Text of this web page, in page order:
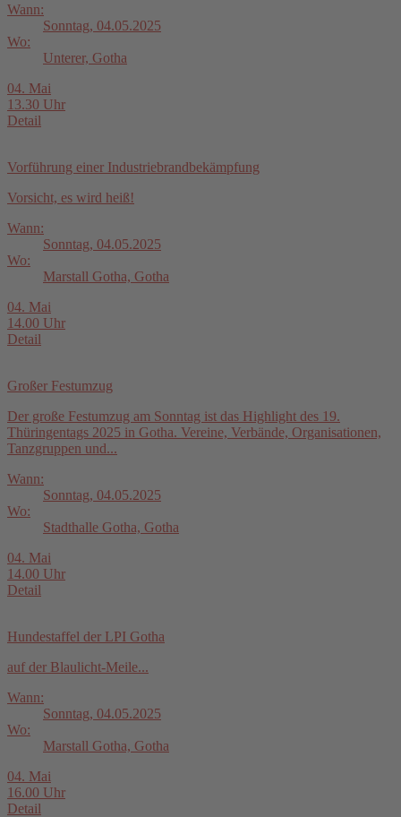
Wann:
Sonntag, 04.05.2025
Wo:
Unterer, Gotha
04. Mai
13.30 Uhr
Detail
Vorführung einer Industriebrandbekämpfung
Vorsicht, es wird heiß!
Wann:
Sonntag, 04.05.2025
Wo:
Marstall Gotha, Gotha
04. Mai
14.00 Uhr
Detail
Großer Festumzug
Der große Festumzug am Sonntag ist das Highlight des 19.
Thüringentags 2025 in Gotha. Vereine, Verbände, Organisationen,
Tanzgruppen und...
Wann:
Sonntag, 04.05.2025
Wo:
Stadthalle Gotha, Gotha
04. Mai
14.00 Uhr
Detail
Hundestaffel der LPI Gotha
auf der Blaulicht-Meile...
Wann:
Sonntag, 04.05.2025
Wo:
Marstall Gotha, Gotha
04. Mai
16.00 Uhr
Detail